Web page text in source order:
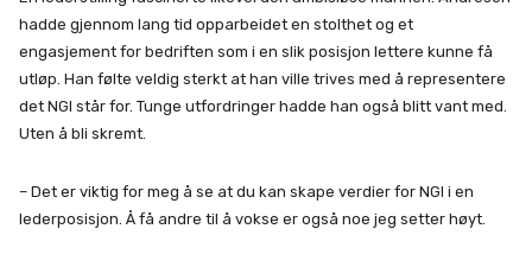
hadde gjennom lang tid opparbeidet en stolthet og et
engasjement for bedriften som i en slik posisjon lettere kunne få
utløp. Han følte veldig sterkt at han ville trives med å representere
det NGI står for. Tunge utfordringer hadde han også blitt vant med.
Uten å bli skremt.
– Det er viktig for meg å se at du kan skape verdier for NGI i en
lederposisjon. Å få andre til å vokse er også noe jeg setter høyt.